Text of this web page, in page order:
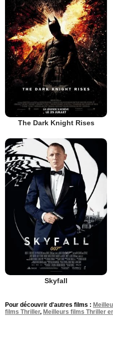
The Dark Knight Rises
Skyfall
Pour découvrir d'autres films :
films Thriller, Meilleurs films Thriller